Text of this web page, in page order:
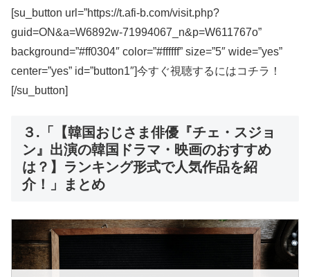
[su_button url=”https://t.afi-b.com/visit.php?
guid=ON&a=W6892w-71994067_n&p=W611767o”
background=”#ff0304″ color=”#ffffff” size=”5″ wide=”yes”
center=”yes” id=”button1″]今すぐ視聴するにはコチラ！
[/su_button]
３.「【韓国おじさま俳優『チェ・スジョ
ン』出演の韓国ドラマ・映画のおすすめ
は？】ランキング形式で人気作品を紹
介！」まとめ